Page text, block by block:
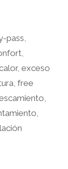
pass,
,
, exceso
, free
,
,